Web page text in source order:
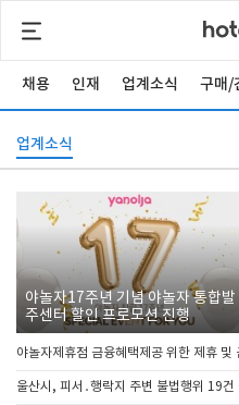
채용 인재 업계소식 구매/
업계소식
야놀자17주년 기념 야놀자 통합발
주센터 할인 프로모션 진행
야놀자제휴점 금융혜택제공 위한 제휴 및
울산시, 피서․행락지 주변 불법행위 19건